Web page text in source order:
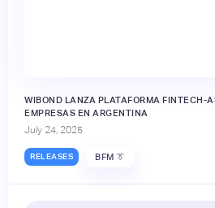
WIBOND LANZA PLATAFORMA FINTECH-
EMPRESAS EN ARGENTINA
July 24, 2025
RELEASES BFM 👔